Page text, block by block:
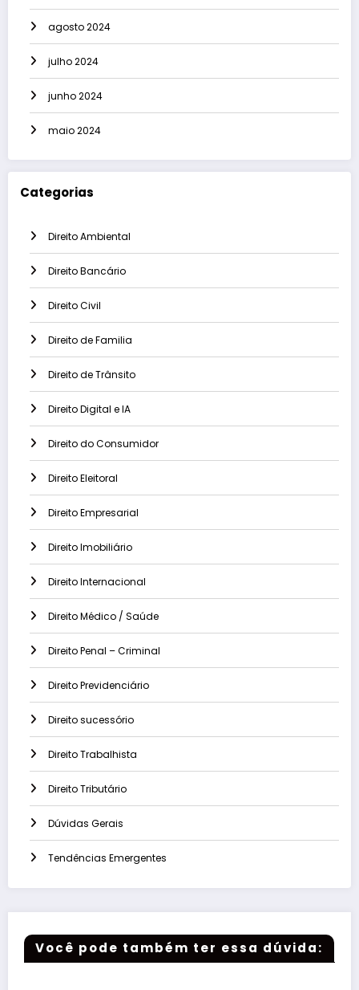
agosto 2024
julho 2024
junho 2024
maio 2024
Categorias
Direito Ambiental
Direito Bancário
Direito Civil
Direito de Familia
Direito de Trânsito
Direito Digital e IA
Direito do Consumidor
Direito Eleitoral
Direito Empresarial
Direito Imobiliário
Direito Internacional
Direito Médico / Saúde
Direito Penal – Criminal
Direito Previdenciário
Direito sucessório
Direito Trabalhista
Direito Tributário
Dúvidas Gerais
Tendências Emergentes
Você pode também ter essa dúvida: